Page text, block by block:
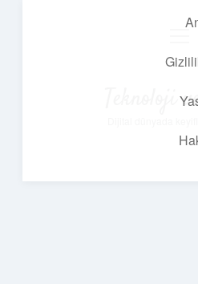
Teknoloji